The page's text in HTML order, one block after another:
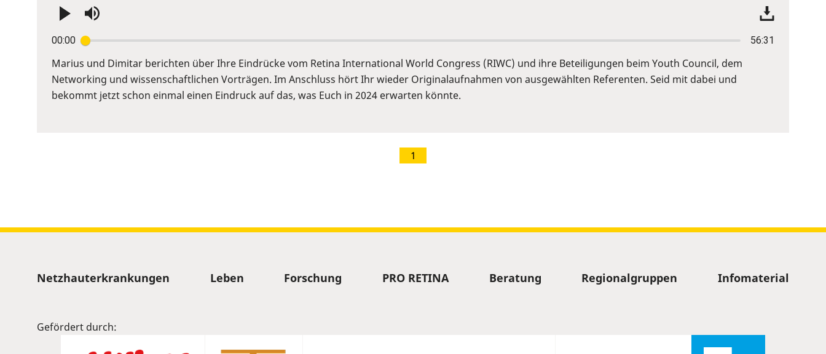
00:00 56:31
Enter
or
Space
to
Marius und Dimitar berichten über Ihre Eindrücke vom Retina International World Congress (RIWC) und ihre Beteiligungen beim Youth Council, dem
Networking und wissenschaftlichen Vorträgen. Im Anschluss hört Ihr wieder Originalaufnahmen von ausgewählten Referenten. Seid mit dabei und
bekommt jetzt schon einmal einen Eindruck auf das, was Euch in 2024 erwarten könnte.
1
Sitemap
Netzhauterkrankungen Leben Forschung PRO RETINA Beratung Regionalgruppen Infomaterial
Gefördert durch: